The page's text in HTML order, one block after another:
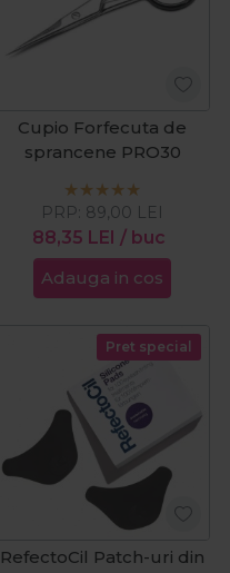
Cupio Forfecuta de
sprancene PRO30
88,35 LEI / buc
PRP: 89,00 LEI
Adauga in cos
Pret special
RefectoCil Patch-uri din